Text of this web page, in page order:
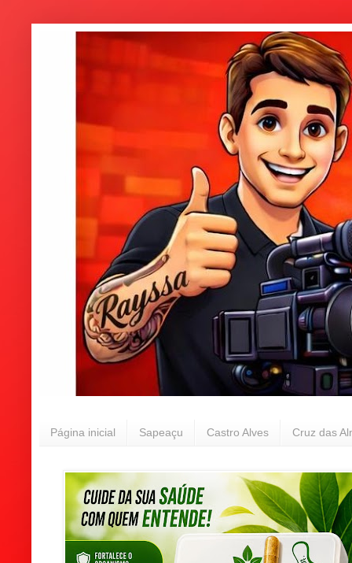
Página inicial Sapeaçu Castro Alves Cruz das